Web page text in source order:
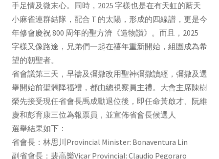
⼿⾜情及微末⼼。同時，2025 字樣也是在有天虹的藍天
⼩麻雀連群結隊，配合 T 的太陽，形成的四線譜，更是今
年修會慶祝 800 周年的聖⽅濟《造物讚》。而且，2025
字樣⼜像路途，兄弟們⼀起在禧年重新開始，組團成為希
望的朝聖者。
省會議第三天，早禱及彌撒改用聖神彌撒讀經，彌撒及選
舉開始前聖髑降福禮，都由總視察員主禮。大會主席陳樹
榮先接受現任省會長禹成勳退位後，即任命黃啟才、阮維
慶和彭育康三位為報票員，並宣佈省會長候選人
選舉結果如下：
省會長：林思川Provincial Minister: Bonaventura Lin
副省會長：裴高樂Vicar Provincial: Claudio Pegoraro